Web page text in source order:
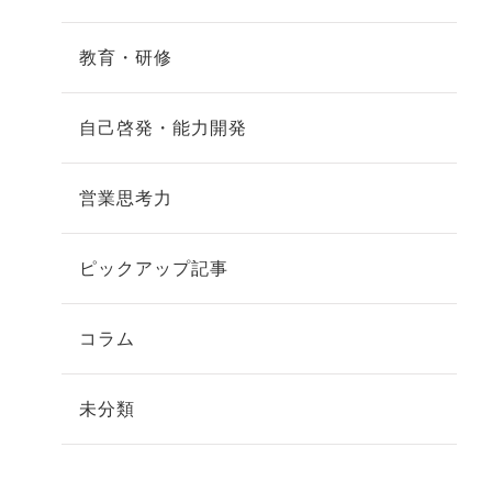
教育・研修
自己啓発・能力開発
営業思考力
ピックアップ記事
コラム
未分類